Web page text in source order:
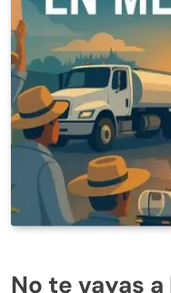
No te vayas